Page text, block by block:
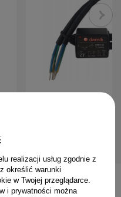
Ogranicznik przepięć
realizacji usług zgodnie z
określić warunki
w Twojej przeglądarce.
i prywatności można